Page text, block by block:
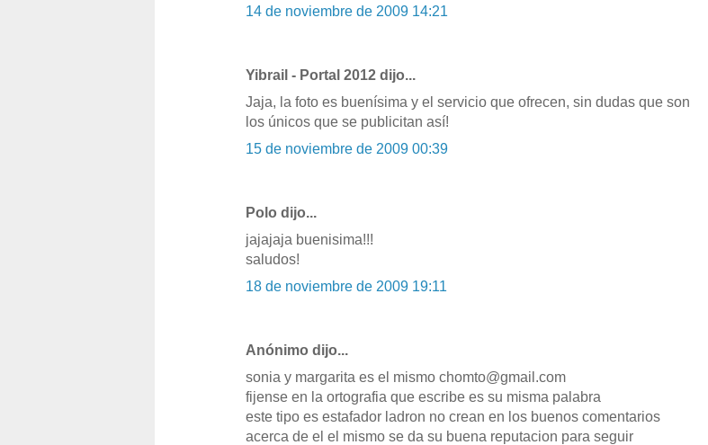
14 de noviembre de 2009 14:21
Yibrail - Portal 2012 dijo...
Jaja, la foto es buenísima y el servicio que ofrecen, sin dudas que son
los únicos que se publicitan así!
15 de noviembre de 2009 00:39
Polo dijo...
jajajaja buenisima!!!
saludos!
18 de noviembre de 2009 19:11
Anónimo dijo...
sonia y margarita es el mismo chomto@gmail.com
fijense en la ortografia que escribe es su misma palabra
este tipo es estafador ladron no crean en los buenos comentarios
acerca de el el mismo se da su buena reputacion para seguir